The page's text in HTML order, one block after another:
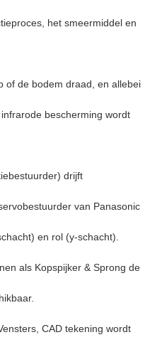
het smeermiddel en
of de bodem draad, en allebei
bescherming wordt
drijft
van Panasonic
en rol (y-schacht).
als Kopspijker & Sprong de
CAD tekening wordt